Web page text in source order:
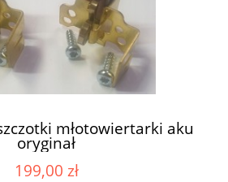
młotowiertarki aku
oryginał
199,00 zł